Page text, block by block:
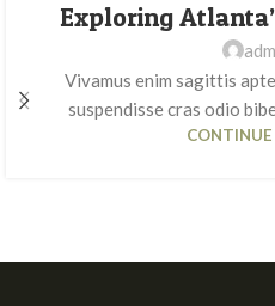
Exploring
Vivamus enim sagittis
suspendisse cras odio